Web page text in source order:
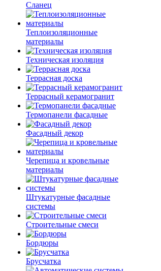
Сланец
Теплоизоляционные
материалы
Техническая изоляция
Террасная доска
Террасный керамогранит
Термопанели фасадные
Фасадный декор
Черепица и кровельные
материалы
Штукатурные фасадные
системы
Строительные смеси
Бордюры
Брусчатка